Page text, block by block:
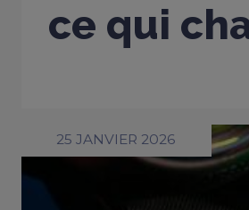
ce qui
25 JANVIER 2026